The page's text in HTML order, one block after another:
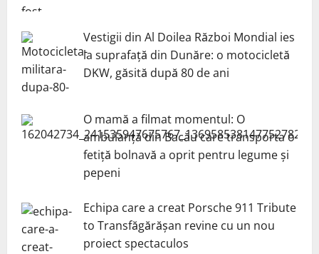
Vestigii din Al Doilea Război Mondial ies
la suprafață din Dunăre: o motocicletă
DKW, găsită după 80 de ani
O mamă a filmat momentul: O
ambulanță din Bacău care transporta o
fetiță bolnavă a oprit pentru legume și
pepeni
Echipa care a creat Porsche 911 Tribute
to Transfăgărășan revine cu un nou
proiect spectaculos